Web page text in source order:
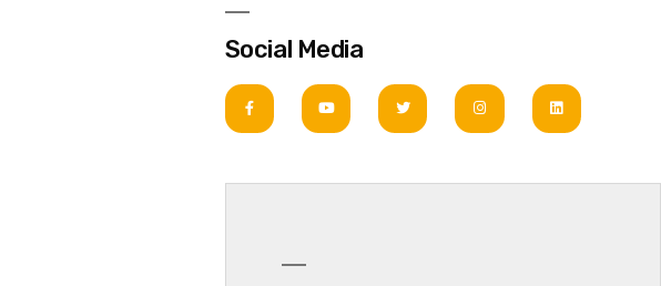
Social Media